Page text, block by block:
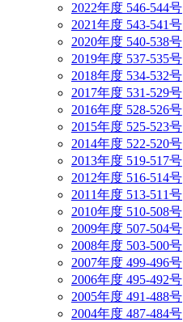
2022年度 546-544号
2021年度 543-541号
2020年度 540-538号
2019年度 537-535号
2018年度 534-532号
2017年度 531-529号
2016年度 528-526号
2015年度 525-523号
2014年度 522-520号
2013年度 519-517号
2012年度 516-514号
2011年度 513-511号
2010年度 510-508号
2009年度 507-504号
2008年度 503-500号
2007年度 499-496号
2006年度 495-492号
2005年度 491-488号
2004年度 487-484号